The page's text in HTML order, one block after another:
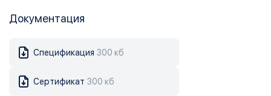
Документация
Спецификация 300 кб
Сертификат 300 кб